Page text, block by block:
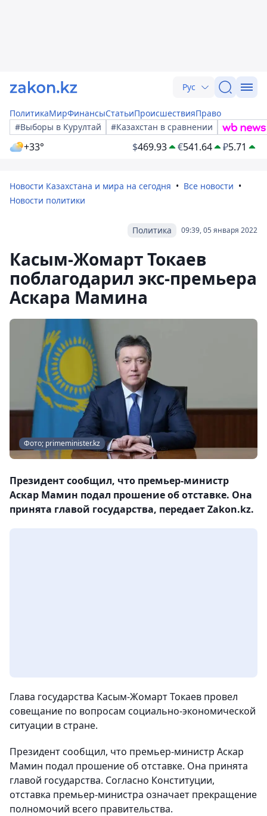
Рус
ПолитикаМирФинансыСтатьиПроисшествияПраво
#Выборы в Курултай
#Казахстан в сравнении
+33° $469.93 €541.64 ₽5.71
Новости Казахстана и мира на сегодня
Все новости
Новости политики
09:39, 05 января 2022
Политика
Касым-Жомарт Токаев
поблагодарил экс-премьера
Аскара Мамина
Фото; primeminister.kz
Президент сообщил, что премьер-министр
Аскар Мамин подал прошение об отставке. Она
принята главой государства, передает Zakon.kz.
Глава государства Касым-Жомарт Токаев провел
совещание по вопросам социально-экономической
ситуации в стране.
Президент сообщил, что премьер-министр Аскар
Мамин подал прошение об отставке. Она принята
главой государства. Согласно Конституции,
отставка премьер-министра означает прекращение
полномочий всего правительства.